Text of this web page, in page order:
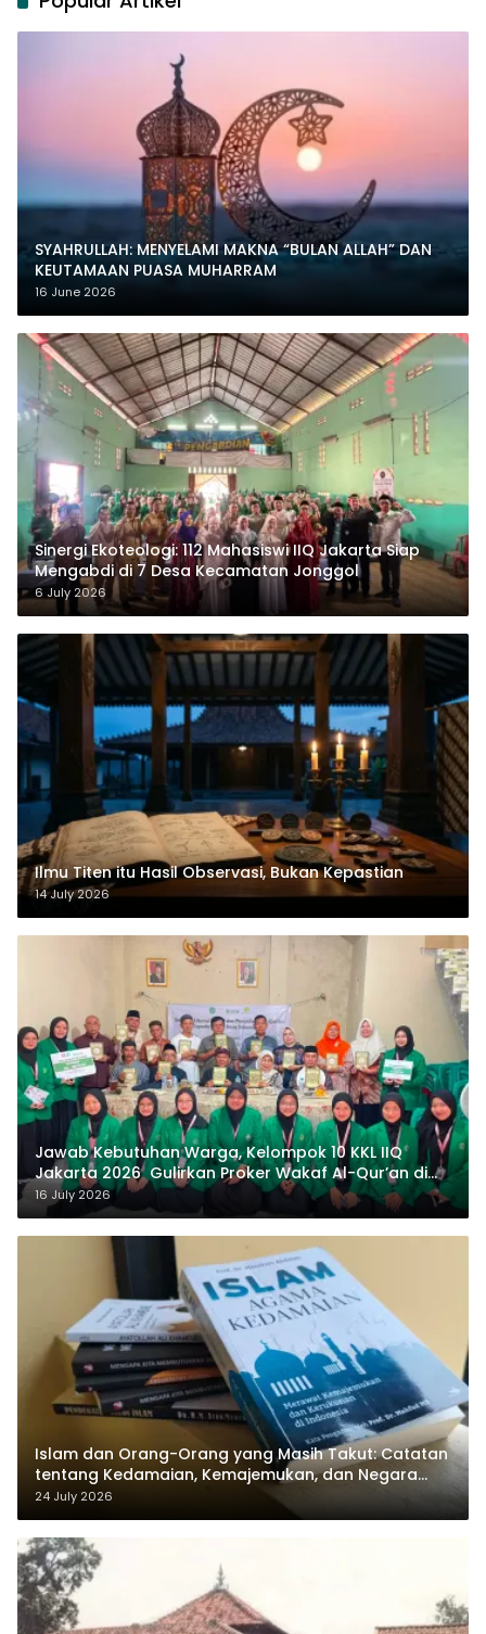
SYAHRULLAH: MENYELAMI MAKNA “BULAN ALLAH” DAN
KEUTAMAAN PUASA MUHARRAM
16 June 2026
‎Sinergi Ekoteologi: 112 Mahasiswi IIQ Jakarta Siap
Mengabdi di 7 Desa Kecamatan Jonggol
6 July 2026
Ilmu Titen itu Hasil Observasi, Bukan Kepastian
14 July 2026
Jawab Kebutuhan Warga, Kelompok 10 KKL IIQ
Jakarta 2026 Gulirkan Proker Wakaf Al-Qur’an di
Sukamanah
16 July 2026
Islam dan Orang-Orang yang Masih Takut: Catatan
tentang Kedamaian, Kemajemukan, dan Negara
dalam Pemikiran Masykuri Abdillah
24 July 2026